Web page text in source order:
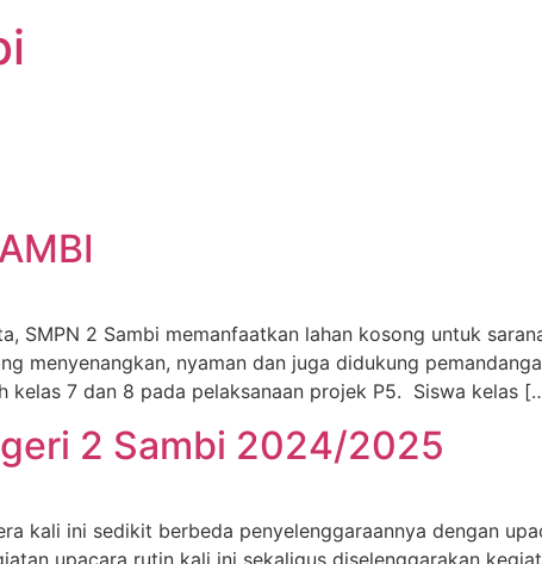
SMPN 2 Sambi memanfaatkan lahan kosong untuk
menyenangkan, nyaman dan juga didukung
7 dan 8 pada pelaksanaan projek P5. Siswa kelas
2 Sambi 2024/2025
kali ini sedikit berbeda penyelenggaraannya dengan
upacara rutin kali ini sekaligus diselenggarakan